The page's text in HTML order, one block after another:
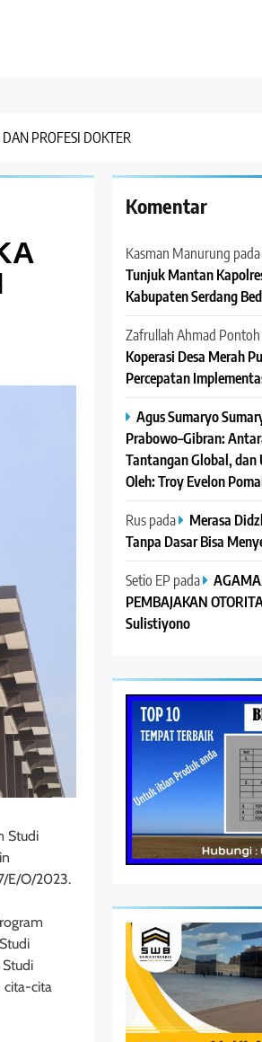
PROFESI DOKTER
Studi
E/O/2023.
cita-cita
Komentar
Kasman Manurung
Tunjuk Mantan
Kabupaten Serdang
Zafrullah Ahmad Pontoh
Koperasi Desa Merah
Percepatan
Agus Sumaryo
Prabowo–Gibran:
Tantangan Global,
Oleh: Troy Evelon
Ruspada
Merasa
Tanpa Dasar Bisa
Setio EP pada
PEMBAJAKAN
Sulistiyono